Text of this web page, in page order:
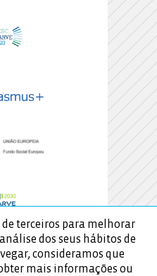
terceiros para melhorar
dos seus hábitos de
consideramos que
mais informações ou